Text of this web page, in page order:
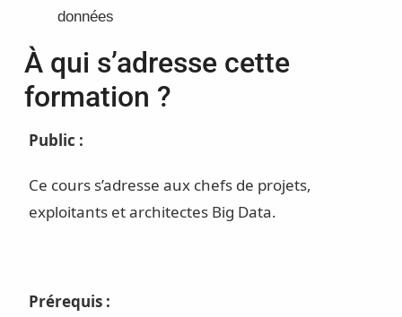
données
À qui s’adresse cette
formation ?
Public :
Ce cours s’adresse aux chefs de projets,
exploitants et architectes Big Data.
Prérequis :